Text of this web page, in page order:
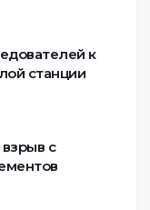
к
станции
с